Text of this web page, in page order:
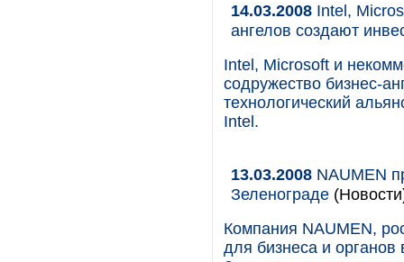
14.03.2008 Intel,
ангелов создают
Intel, Microsoft и
содружество бизнес-
технологический
Intel.
13.03.2008 NAUMEN
Зеленограде
Компания NAUMEN,
для бизнеса и органов